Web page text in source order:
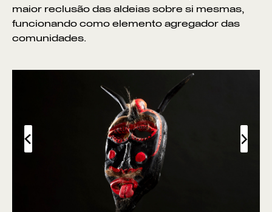
maior reclusão das aldeias sobre si mesmas,
funcionando como elemento agregador das
comunidades.